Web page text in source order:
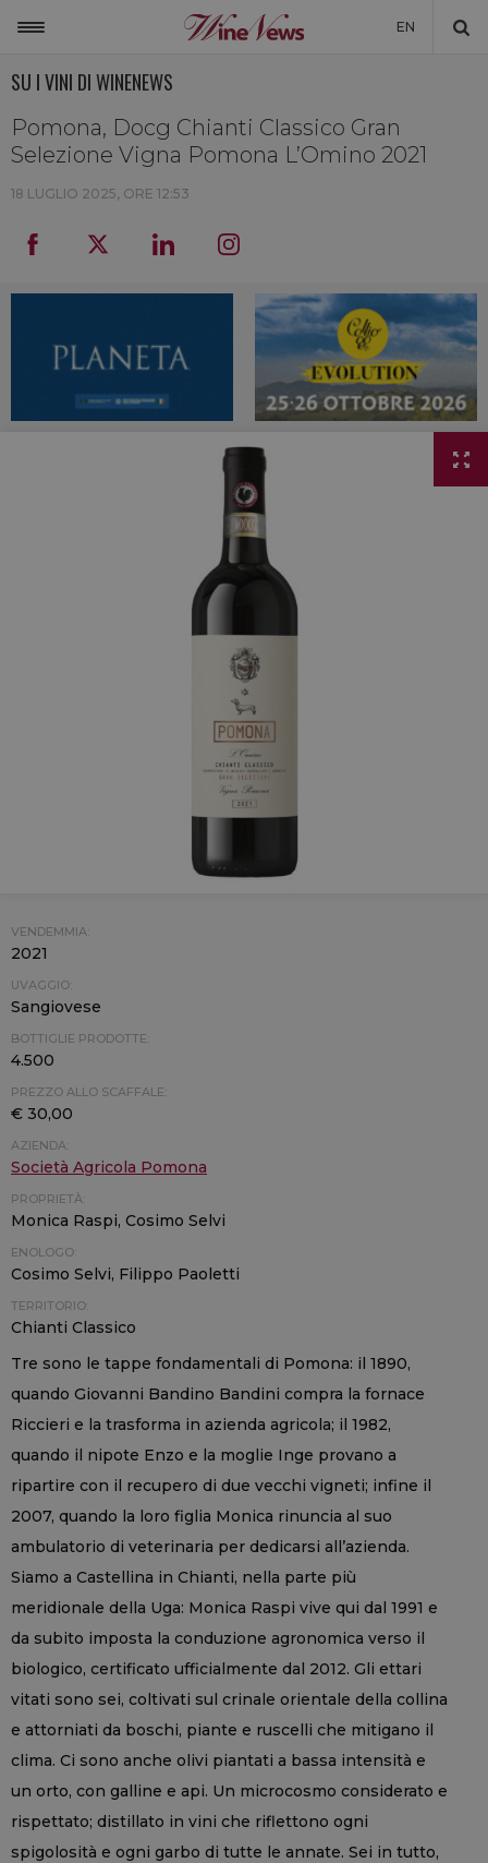
EN
MONDO
NON SOLO VINO
LA CANTINA DI WINENEWS
DICONO DI NOI
WINENEWS TV
SU I VINI DI WINENEWS
Pomona, Docg Chianti Classico Gran
Selezione Vigna Pomona L’Omino 2021
18 LUGLIO 2025, ORE 12:53
VENDEMMIA:
2021
UVAGGIO:
Sangiovese
BOTTIGLIE PRODOTTE:
4.500
PREZZO ALLO SCAFFALE:
€ 30,00
AZIENDA:
Società Agricola Pomona
PROPRIETÀ:
Monica Raspi, Cosimo Selvi
ENOLOGO:
Cosimo Selvi, Filippo Paoletti
TERRITORIO:
Chianti Classico
Tre sono le tappe fondamentali di Pomona: il 1890,
quando Giovanni Bandino Bandini compra la fornace
Riccieri e la trasforma in azienda agricola; il 1982,
quando il nipote Enzo e la moglie Inge provano a
ripartire con il recupero di due vecchi vigneti; infine il
2007, quando la loro figlia Monica rinuncia al suo
ambulatorio di veterinaria per dedicarsi all’azienda.
Siamo a Castellina in Chianti, nella parte più
meridionale della Uga: Monica Raspi vive qui dal 1991 e
da subito imposta la conduzione agronomica verso il
biologico, certificato ufficialmente dal 2012. Gli ettari
vitati sono sei, coltivati sul crinale orientale della collina
e attorniati da boschi, piante e ruscelli che mitigano il
clima. Ci sono anche olivi piantati a bassa intensità e
un orto, con galline e api. Un microcosmo considerato e
rispettato; distillato in vini che riflettono ogni
spigolosità e ogni garbo di tutte le annate. Sei in tutto,